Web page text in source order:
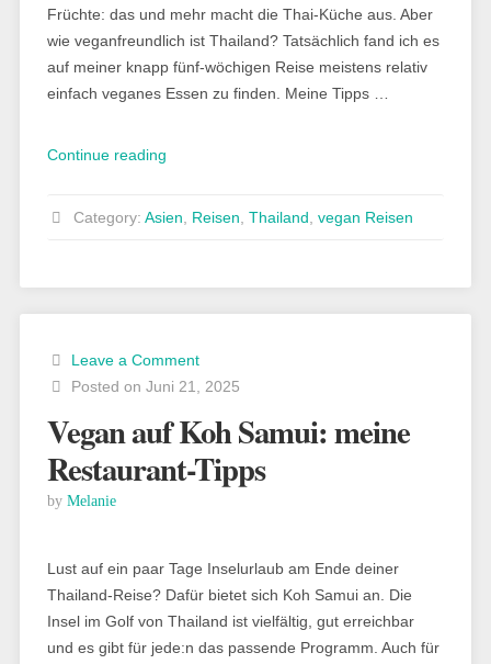
Früchte: das und mehr macht die Thai-Küche aus. Aber
wie veganfreundlich ist Thailand? Tatsächlich fand ich es
auf meiner knapp fünf-wöchigen Reise meistens relativ
einfach veganes Essen zu finden. Meine Tipps …
Continue reading„Vegan
veganfreundliche
Orte
weitere
Tipps“
Category: Asien Reisen Thailand vegan Reisen
Leave a Comment
Posted on Juni 21, 2025
Vegan auf Koh Samui: meine
Restaurant-Tipps
by Melanie
Lust auf ein paar Tage Inselurlaub am Ende deiner
Thailand-Reise? Dafür bietet sich Koh Samui an. Die
Insel im Golf von Thailand ist vielfältig, gut erreichbar
und es gibt für jede:n das passende Programm. Auch für